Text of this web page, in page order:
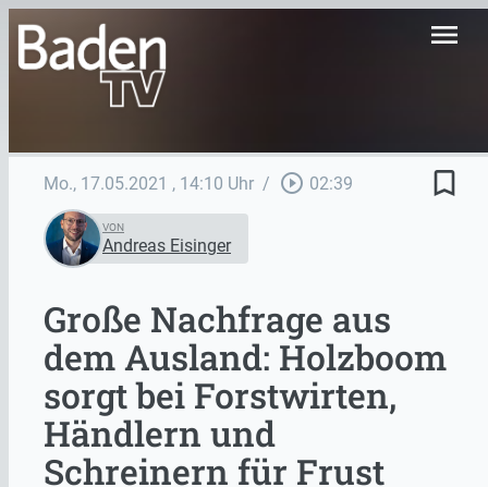
menu
Mo., 17.05.2021 , 14:10 Uhr / play_circle_outline 02:39 bookmark_border
VON
Andreas Eisinger
Große Nachfrage aus
dem Ausland: Holzboom
sorgt bei Forstwirten,
Händlern und
Schreinern für Frust